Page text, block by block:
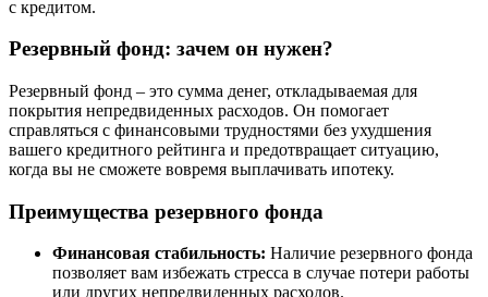
с кредитом.
Резервный фонд: зачем он нужен?
Резервный фонд – это сумма денег, откладываемая для
покрытия непредвиденных расходов. Он помогает
справляться с финансовыми трудностями без ухудшения
вашего кредитного рейтинга и предотвращает ситуацию,
когда вы не сможете вовремя выплачивать ипотеку.
Преимущества резервного фонда
Финансовая стабильность: Наличие резервного фонда
позволяет вам избежать стресса в случае потери работы
или других непредвиденных расходов.